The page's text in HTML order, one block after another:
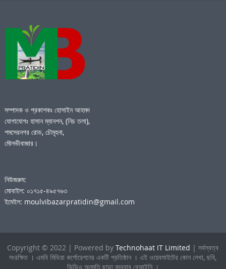
সম্পাদক ও প্রকাশকঃ হোসাইন আহমদ
যোগাযোগঃ হাসান ম্যানশন, (নিচ তলা),
শমসেরনগর রোড, চৌমূহনা,
মৌলভীবাজার।
নিউজরুম:
মোবাইল: ০১৭১৫-৪৯৫৭৬৩
ইমেইল: moulvibazarpratidin@gmail.com
Copyright © 2022 | Powered byTechnohaat IT Limited | সর্বস্বত্ব
সংরক্ষিত । এমবি মিডিয়া কর্পোরেশনের একটি প্রতিষ্ঠান । এই ওয়েবসাইটের কোন লেখা, ছবি,
ভিডিও অনুমতি ছাড়া ব্যবহার বেআইনি ।